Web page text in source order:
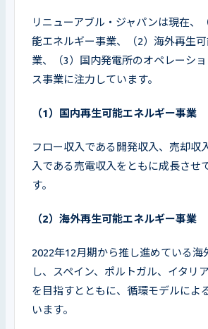
リニューアブル・ジャパンは現在、
能エネルギー事業、（2）海外再生
業、（3）国内発電所のオペレーシ
ス事業に注力しています。
（1）国内再生可能エネルギー事業
フロー収入である開発収入、売却収
入である売電収入をともに成長させ
す。
（2）海外再生可能エネルギー事業
2022年12月期から推し進めている海
し、スペイン、ポルトガル、イタリ
を目指すとともに、循環モデルによ
います。